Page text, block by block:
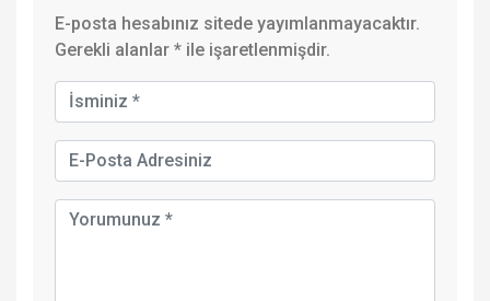
E-posta hesabınız sitede yayımlanmayacaktır.
Gerekli alanlar * ile işaretlenmişdir.